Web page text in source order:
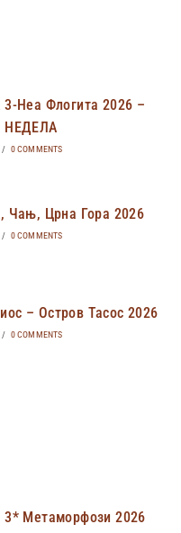
Неа Флогита 2026 –
НЕДЕЛА
/ 0 COMMENTS
Чањ, Црна Гора 2026
/ 0 COMMENTS
– Остров Тасос 2026
/ 0 COMMENTS
3* Метаморфози 2026